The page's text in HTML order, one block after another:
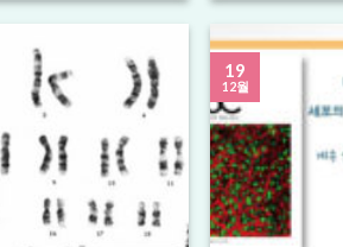
의 C-약제치료 시험관
19
12월